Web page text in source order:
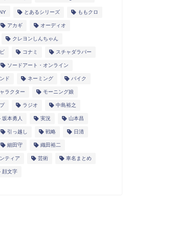
とあるシリーズ ももクロ
アカギ オーディオ
クレヨンしんちゃん
コナミ スチャダラパー
ソードアート・オンライン
ド ネーミング バイク
ラクター モーニング娘
ラジオ 中島裕之
坂本勇人 実況 山本昌
引っ越し 戦略 日清
細田守 織田裕二
ティア 芸術 車名まとめ
顔文字